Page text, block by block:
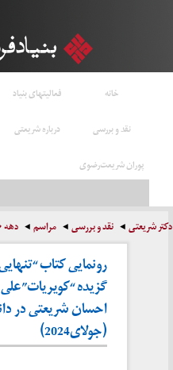
خانه فعالیتهای بنیاد
نقد و بررسی
درباره شریعتی
پوران شریعت‌رضوی
دکتر شریعتی نقد و بررسی مراسم دهه ۱۴۰۰
رونمایی کتاب
گزیده
احسان شریعتی در
(جولای2024)